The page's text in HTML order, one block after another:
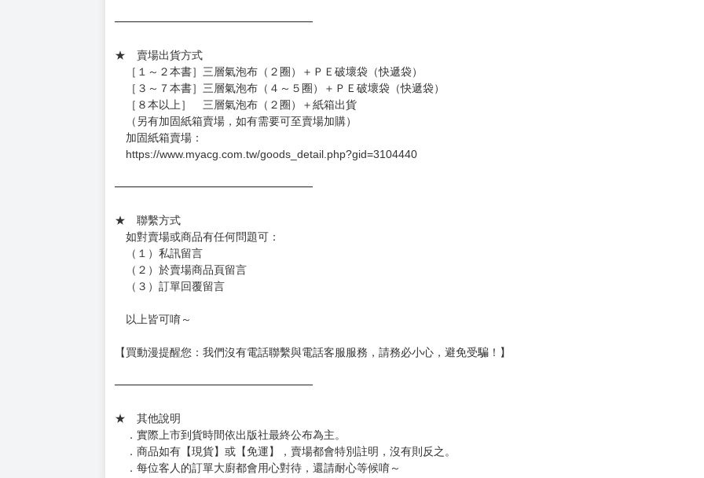
週一～週五 １０：００～１９：００
（假日＆國定假日休息，客服會不定時回覆）
．現貨商品：１～２天出貨（不含假日＆國定假日）
．已上市且非現貨商品：
－每週四～日下單者，於隔週五出貨
－每週一～三下單者，於隔週四出貨
★ 賣場出貨方式
［１～２本書］三層氣泡布（２圈）＋ＰＥ破壞袋（快遞袋）
［３～７本書］三層氣泡布（４～５圈）＋ＰＥ破壞袋（快遞袋）
［８本以上］ 三層氣泡布（２圈）＋紙箱出貨
（另有加固紙箱賣場，如有需要可至賣場加購）
https://www.myacg.com.tw/goods_detail.php?gid=3104440
━━━━━━━━━━━━━━━━━━
（１）私訊留言
（２）於賣場商品頁留言
（３）訂單回覆留言